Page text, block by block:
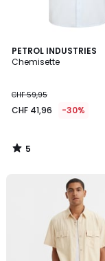
PETROL INDUSTRIES
Chemisette
CHF 59,95
CHF 41,96 -30%
5
/
5
/